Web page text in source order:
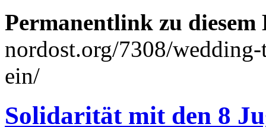
Permanentlink zu
nordost.org/7308/
ein/
Solidarität mit den 8